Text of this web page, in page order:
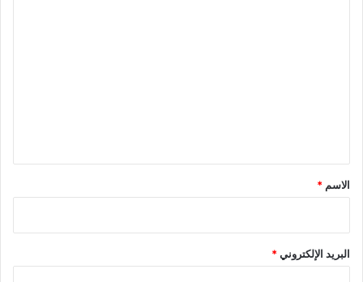
*
الاسم *
البريد الإلكتروني*